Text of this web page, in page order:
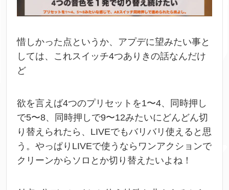
惜しかった点というか、アプデに望みたい事と
しては、 これスイッチ4つありきの話なんだけ
ど
欲を言えば4つのプリセットを1〜4、同時押し
で5〜8、同時押しで9〜12みたいにどんどん切
り替えられたら、LIVEでもバリバリ使えると思
う。 やっぱりLIVEで使うならワンアクションで
クリーンからソロとか切り替えたいよね！